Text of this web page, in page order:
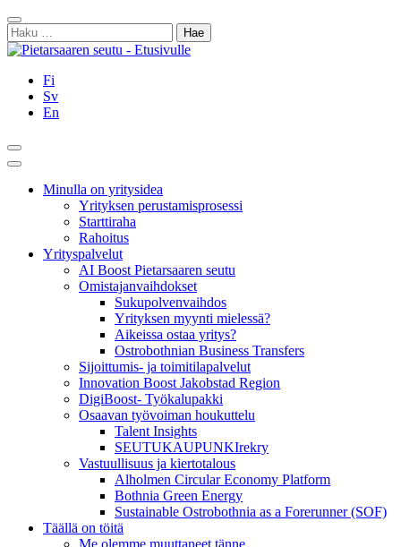
Siirry
sisältöön
Sulje
Haku:
Fi
Sv
En
Hae
Päävalikko
Minulla on yritysidea
Yrityksen perustamisprosessi
Starttiraha
Rahoitus
Yrityspalvelut
AI Boost Pietarsaaren seutu
Omistajanvaihdokset
Sukupolvenvaihdos
Yrityksen myynti mielessä?
Aikeissa ostaa yritys?
Ostrobothnian Business Transfers
Sijoittumis- ja toimitilapalvelut
Innovation Boost Jakobstad Region
DigiBoost- Työkalupakki
Osaavan työvoiman houkuttelu
Talent Insights
SEUTUKAUPUNKIrekry
Vastuullisuus ja kiertotalous
Alholmen Circular Economy Platform
Bothnia Green Energy
Sustainable Ostrobothnia as a Forerunner (SOF)
Täällä on töitä
Me olemme muuttaneet tänne